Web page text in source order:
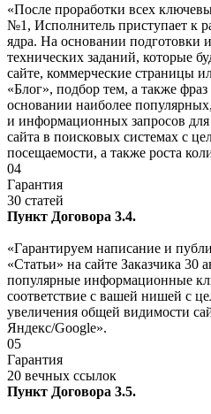
«После проработки всех
№1, Исполнитель приступает к
ядра. На основании подготовки
технических заданий, которые
сайте, коммерческие страницы
«Блог», подбор тем, а также фраз
основании наиболее
и информационных запросов
сайта в поисковых системах с
посещаемости, а также роста
04
Гарантия
30 статей
Пункт Договора 3.4.
«Гарантируем написание и
«Статьи» на сайте Заказчика 30
популярные информационные
соответствие с вашей нишей с
увеличения общей видимости
Яндекс/Google».
05
Гарантия
20 вечных ссылок
Пункт Договора 3.5.